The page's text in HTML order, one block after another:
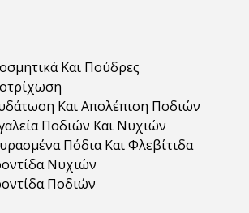
Και Πούδρες
Και Απολέπιση Ποδιών
Ποδιών Και Νυχιών
Πόδια Και Φλεβίτιδα
Νυχιών
Ποδιών